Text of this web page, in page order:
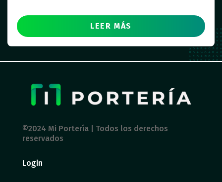
LEER MÁS
©2024 Mi Portería | Todos los derechos
reservados
Login